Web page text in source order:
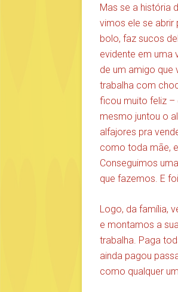
Mas se a história
vimos ele se abrir
bolo, faz sucos
evidente em uma
de um amigo que
trabalha com
ficou muito feliz –
mesmo juntou o
alfajores pra
como toda mãe,
Conseguimos
que fazemos. E
Logo, da família,
e montamos a
trabalha. Paga
ainda pagou
como qualquer